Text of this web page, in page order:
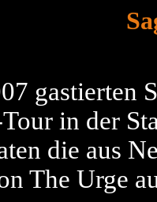
gastierten
in der
die aus
The Urge